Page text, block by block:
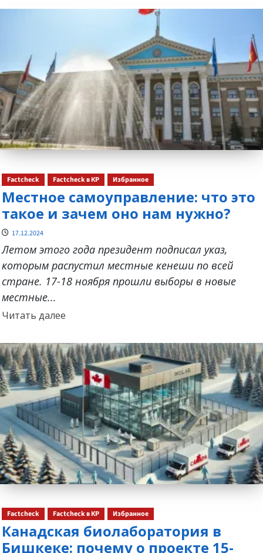
о
Factcheck Factcheck в КР Избранное
Местное самоуправление: что это
такое и зачем оно нам нужно?
17.12.2024
Летом этого года президент подписал указ,
которым распустил местные кенеши по всей
стране. 17-18 ноября прошли выборы в новые
местные...
Читать далееПрочитать
о
Factcheck Factcheck в КР Избранное
Канадская биолаборатория в
Бишкеке: почему о проекте 15-